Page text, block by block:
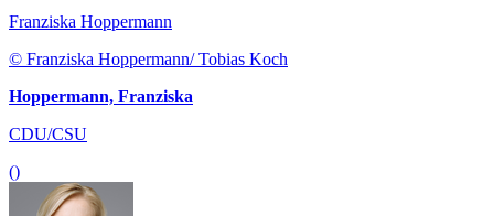
Franziska Hoppermann
© Franziska Hoppermann/ Tobias Koch
Hoppermann, Franziska
CDU/CSU
()